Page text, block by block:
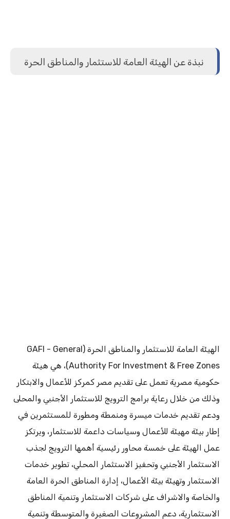
نبذة عن الهيئة العامة للاستثمار والمناطق الحرة
الهيئة العامة للاستثمار والمناطق الحرة (GAFI - General
Authority For Investment & Free Zones)‏، هي هيئة
حكومية مصرية تعمل على تقديم مصر كمركز للأعمال والابتكار
وذلك من خلال رعاية برامج الترويج للاستثمار الأجنبي والمحلى
ودعم تقديم خدمات ميسرة ومنمطة ومطورة للمستثمرين في
إطار بيئة مهيئة للأعمال وسياسات داعمة للاستثمار، ويرتكز
عمل الهيئة على خمسة محاور رئيسية أهمها الترويج لجذب
الاستثمار الأجنبي وتحفيز الاستثمار المحلي، تطوير خدمات
الاستثمار وتهيئة بيئة الأعمال، إدارة المناطق الحرة العامة
والخاصة والاشراف على شركات الاستثمار وتنمية المناطق
الاستثمارية، دعم المشروعات الصغيرة والمتوسطة وتنمية